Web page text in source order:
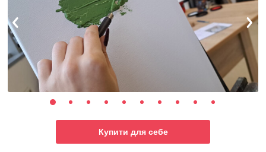
Купити для себе